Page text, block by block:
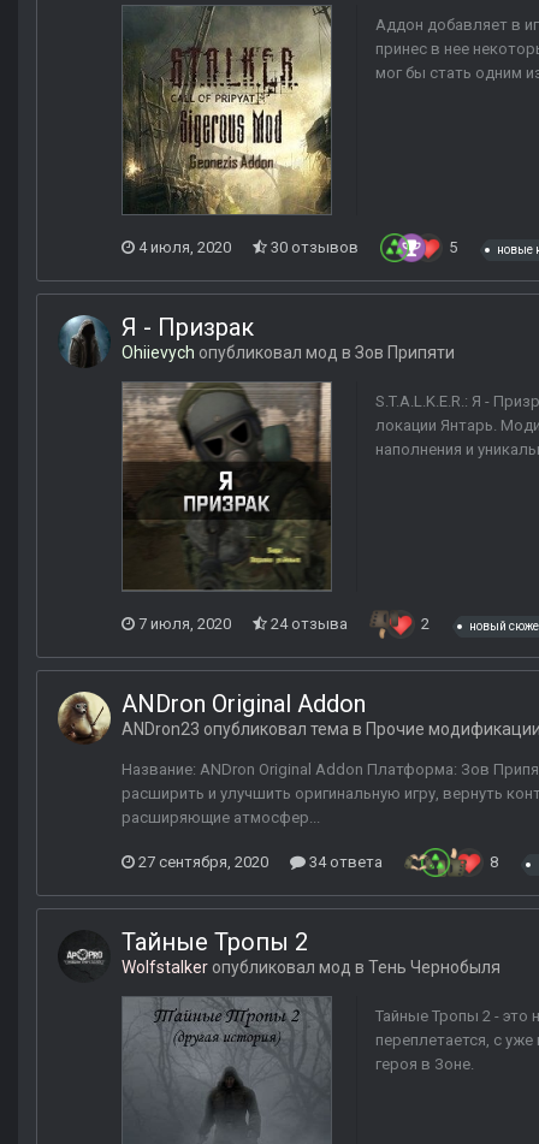
Аддон добавляет в
принес в нее
мог бы стать одним
4 июля, 2020 30 отзывов 5 новые
Я - Призрак
Ohiievych опубликовал мод в Зов Припяти
S.T.A.L.K.E.R.: Я -
локации Янтарь.
наполнения и
7 июля, 2020 24 отзыва 2 новый
ANDron Original Addon
ANDron23 опубликовал тема в Прочие
Название: ANDron Original Addon Платформа: Зов
расширить и улучшить оригинальную игру, вернуть
расширяющие атмосфер...
27 сентября, 2020 34 ответа 8
Тайные Тропы 2
Wolfstalker опубликовал мод в Тень Чернобыля
Тайные Тропы 2 - это
переплетается, с
героя в Зоне.